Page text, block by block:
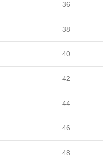
36
38
40
42
44
46
48